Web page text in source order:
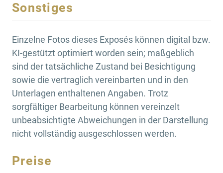
Sonstiges
Einzelne Fotos dieses Exposés können digital bzw.
KI-gestützt optimiert worden sein; maßgeblich
sind der tatsächliche Zustand bei Besichtigung
sowie die vertraglich vereinbarten und in den
Unterlagen enthaltenen Angaben. Trotz
sorgfältiger Bearbeitung können vereinzelt
unbeabsichtigte Abweichungen in der Darstellung
nicht vollständig ausgeschlossen werden.
Preise